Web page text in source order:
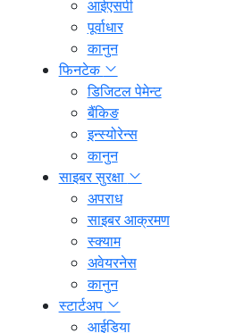
आईएसपी
पूर्वाधार
कानुन
फिनटेक
डिजिटल पेमेन्ट
बैंकिङ
इन्स्योरेन्स
कानुन
साइबर सुरक्षा
अपराध
साइबर आक्रमण
स्क्याम
अवेयरनेस
कानुन
स्टार्टअप
आईडिया